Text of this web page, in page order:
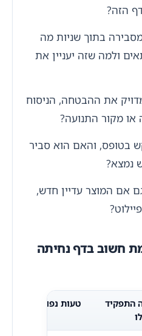
הזה?
בתוך שניות מה
ולמה שזה יעניין את
את ההבטחה, הניסוח
או מקור התנועה?
בטופס, והאם הוא סביר
נמצא?
אם המוצר עדיין חדש,
חשוב בדף נחיתה
התפקיד
טעות נפוצה